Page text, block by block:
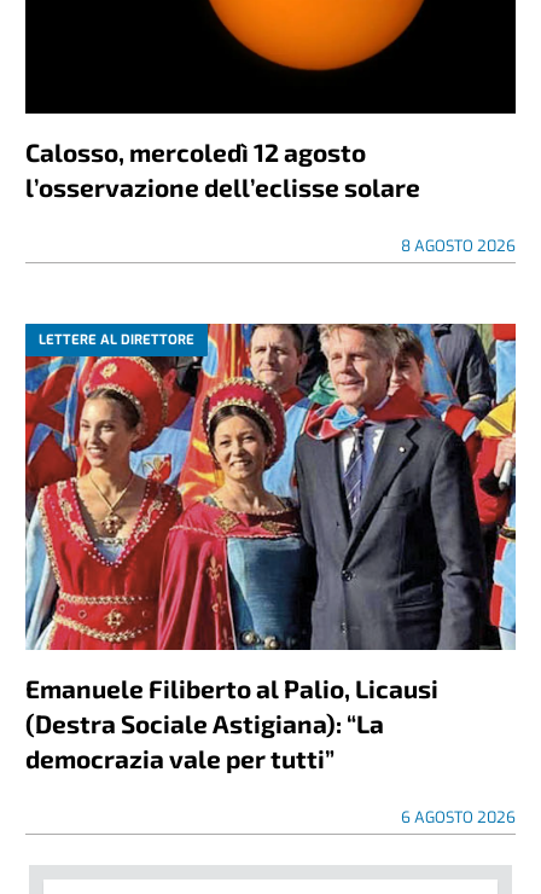
Calosso, mercoledì 12 agosto
l’osservazione dell’eclisse solare
8 AGOSTO 2026
LETTERE AL DIRETTORE
Emanuele Filiberto al Palio, Licausi
(Destra Sociale Astigiana): “La
democrazia vale per tutti”
6 AGOSTO 2026